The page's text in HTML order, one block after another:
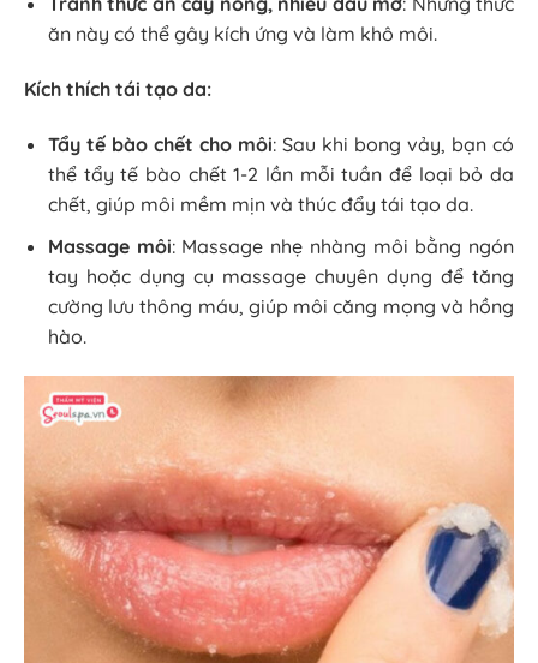
ăn này có thể gây kích ứng và làm khô môi.
Kích thích tái tạo da:
Tẩy tế bào chết cho môi: Sau khi bong vảy, bạn có
thể tẩy tế bào chết 1-2 lần mỗi tuần để loại bỏ da
chết, giúp môi mềm mịn và thúc đẩy tái tạo da.
Massage môi: Massage nhẹ nhàng môi bằng ngón
tay hoặc dụng cụ massage chuyên dụng để tăng
cường lưu thông máu, giúp môi căng mọng và hồng
hào.